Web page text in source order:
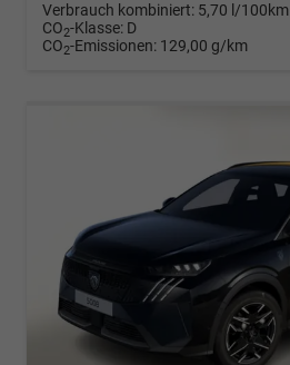
Verbrauch kombiniert: 5,70 l/100km
CO2-Klasse: D
CO2-Emissionen: 129,00 g/km